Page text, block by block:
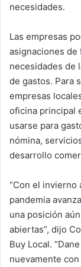
necesidades.
Las empresas
asignaciones de
necesidades de
de gastos. Para
empresas
oficina principal
usarse para
nómina,
desarrollo
“Con el invierno
pandemia
una posición
abiertas”, dijo
Buy Local.
nuevamente